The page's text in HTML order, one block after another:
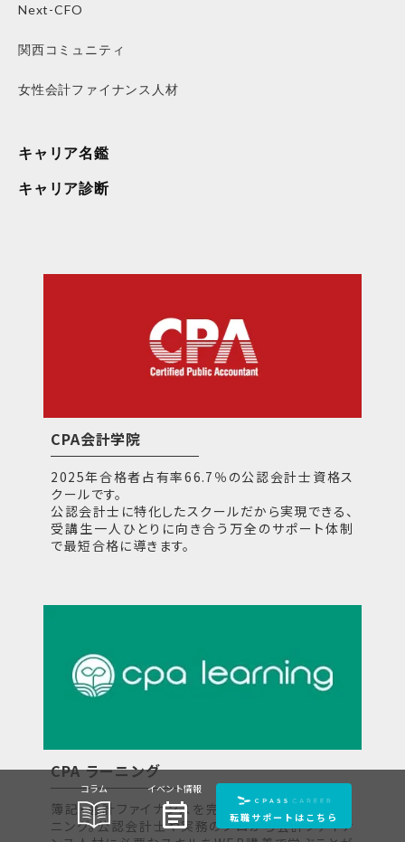
コラム イベント情報
event_note 転職サポートはこちら
Next-CFO
関西コミュニティ
女性会計ファイナンス人材
キャリア名鑑
キャリア診断
CPA会計学院
2025年合格者占有率66.7％の公認会計士資格ス
クールです。
公認会計士に特化したスクールだから実現できる、
受講生一人ひとりに向き合う万全のサポート体制
で最短合格に導きます。
CPA ラーニング
簿記・会計ファイナンスを完全無料で学べるeラー
ニング。公認会計士や実務のプロから会計ファイナ